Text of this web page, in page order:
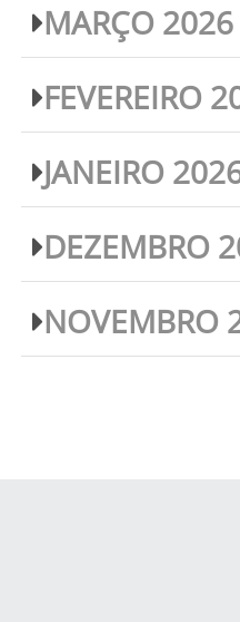
MARÇO 2026
FEVEREIRO
JANEIRO
DEZEMBRO
NOVEMBRO